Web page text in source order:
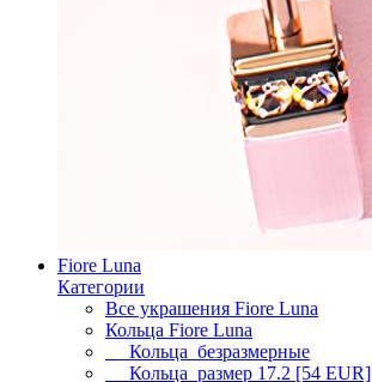
Fiore Luna
Категории
Все украшения Fiore Luna
Кольца Fiore Luna
Кольца безразмерные
Кольца размер 17.2 [54 EUR]